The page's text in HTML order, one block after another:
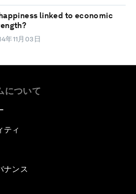
linked to economic
年11月03日
について
ティ
ナンス